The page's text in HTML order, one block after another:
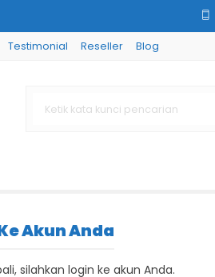
Testimonial Reseller Blog
Akun Anda
silahkan login ke akun Anda.